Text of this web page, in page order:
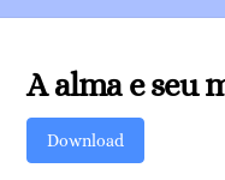
A alma e seu
Download